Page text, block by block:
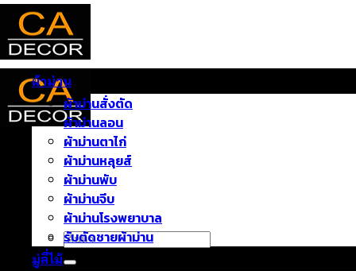
ข้าม
ยัง
เนื้อหา
หน้าแรก
บทความ
ติดต่อเรา
เกี่ยวกับเรา
ค้นหา:
ผ้าม่าน
ผ้าม่านสั่งตัด
ผ้าม่านลอน
ผ้าม่านตาไก่
ผ้าม่านหลุยส์
ผ้าม่านพับ
ผ้าม่านจีบ
ผ้าม่านโรงพยาบาล
รับตัดชายผ้าม่าน
มู่ลี่ไม้